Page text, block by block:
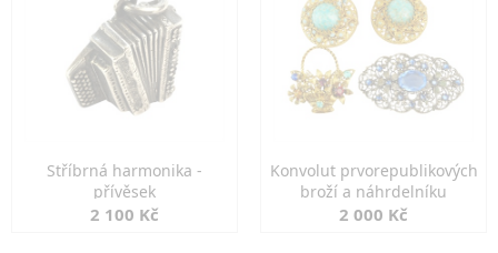
Stříbrná harmonika -
přívěsek
2 100 Kč
Konvolut prvorepublikových
broží a náhrdelníku
2 000 Kč